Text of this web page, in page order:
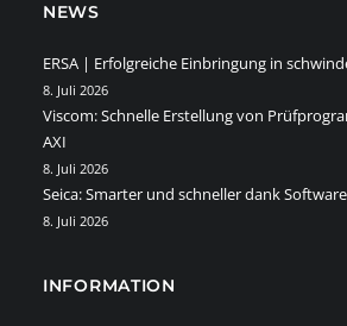
NEWS
ERSA | Erfolgreiche Einbringung in
8. Juli 2026
Viscom: Schnelle Erstellung von
AXI
8. Juli 2026
Seica: Smarter und schneller dank
8. Juli 2026
INFORMATION